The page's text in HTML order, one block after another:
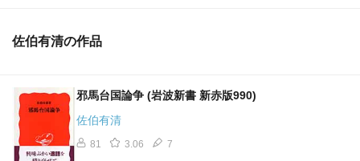
佐伯有清の作品
邪馬台国論争 (岩波新書 新赤版990)
佐伯有清
81 3.06 7